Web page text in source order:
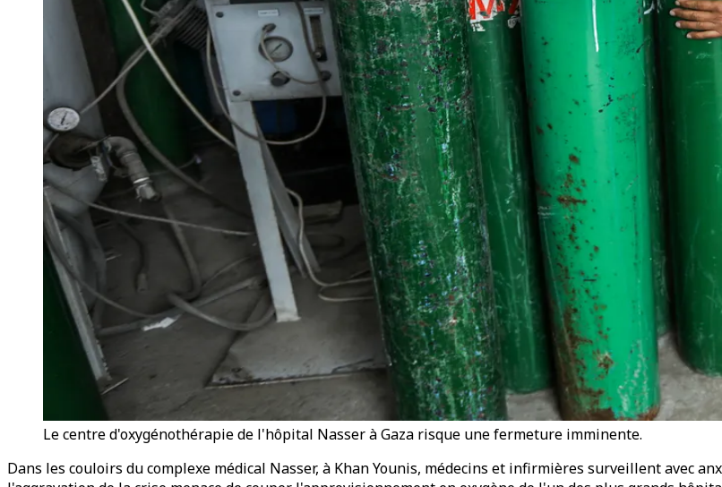
Le centre d'oxygénothérapie de l'hôpital Nasser à Gaza risque une fermeture imminente.
Dans les couloirs du complexe médical Nasser, à Khan Younis, médecins et infirmières surveillent avec